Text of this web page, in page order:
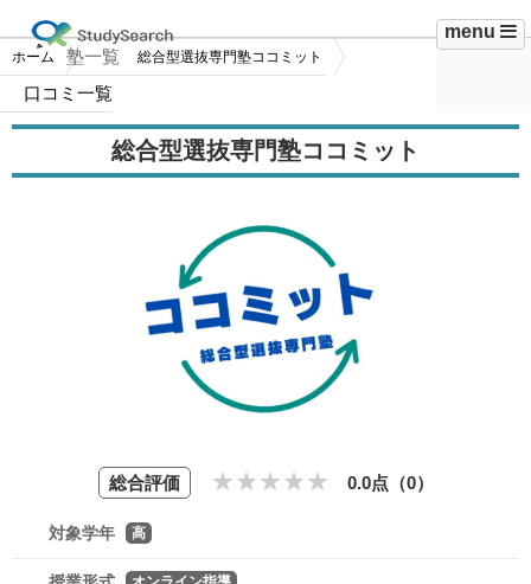
menu
ホーム 塾一覧 総合型選抜専門塾ココミット
口コミ一覧
総合型選抜専門塾ココミット
総合評価 0.0点（0）
対象学年 高